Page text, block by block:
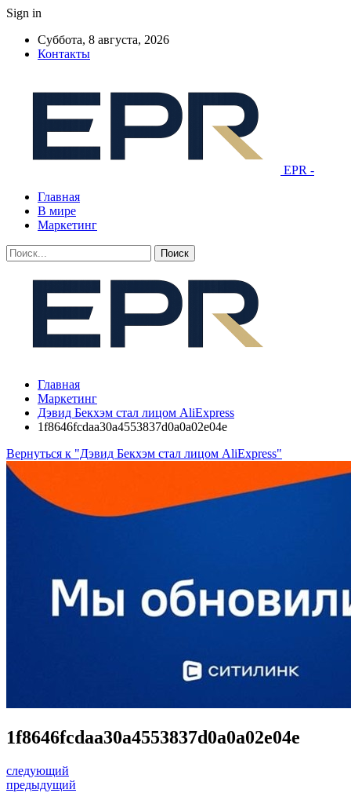
Sign in
Суббота, 8 августа, 2026
Контакты
EPR -
Главная
В мире
Маркетинг
Главная
Маркетинг
Дэвид Бекхэм стал лицом AliExpress
1f8646fcdaa30a4553837d0a0a02e04e
Вернуться к "Дэвид Бекхэм стал лицом AliExpress"
1f8646fcdaa30a4553837d0a0a02e04e
следующий
предыдущий